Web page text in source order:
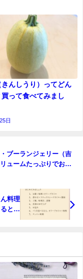
んしうり）ってどん
って食べてみまし
日
ブーランジェリー（吉
ュームたっぷりでおす
料理
と気